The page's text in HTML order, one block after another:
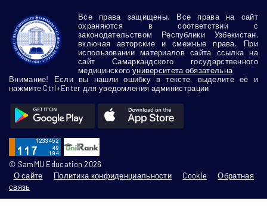
Все права защищены. Все права на сайт
охраняются в соответствии с
законодательством Республики Узбекистан,
включая авторские и смежные права. При
использовании материалов сайта ссылка на
сайт Самаркандского государственного
медицинского университета обязательна
Внимание! Если вы нашли ошибку в тексте, выделите её и
нажмите Ctrl+Enter для уведомления администрации
© SamMU Education 2026
О сайте
Политика конфиденциальности Cookie
Обратная
связь